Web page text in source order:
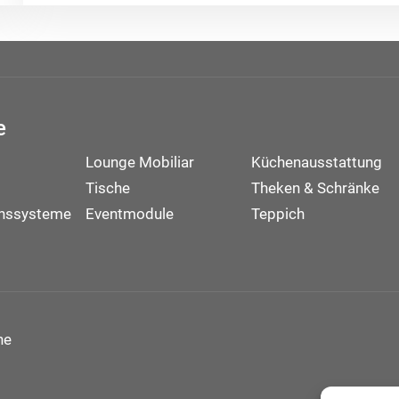
Lounge Mobiliar
Küchenausstattung
Tische
Theken & Schränke
Eventmodule Teppich